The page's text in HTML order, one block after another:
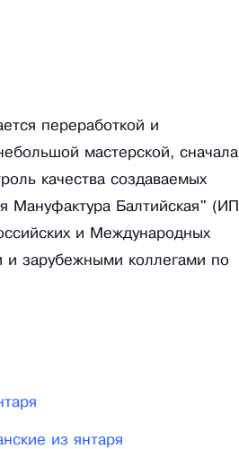
переработкой и
мастерской, сначала
качества создаваемых
Мануфактура Балтийская" (ИП
и Международных
и зарубежными коллегами по
из янтаря